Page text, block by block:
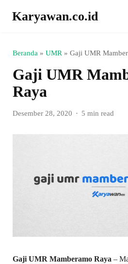
Karyawan.co.id
Beranda »UMR »Gaji UMR
Gaji UMR
Raya
Desember 28, 2020 5 min read
Gaji UMR Mamberamo Raya –